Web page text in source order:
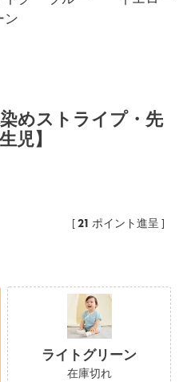
ン
めストライプ・先
児】
[21 ポイント進呈 ]
ライトグリーン
在庫切れ